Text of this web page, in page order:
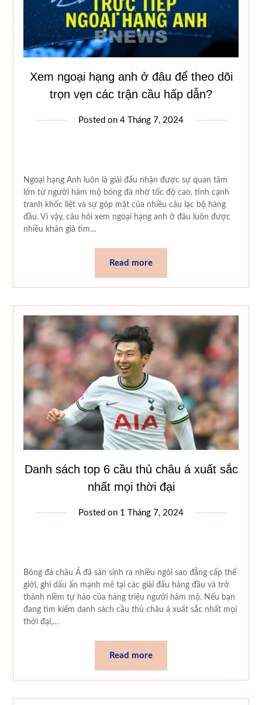
Xem ngoại hạng anh ở đâu để theo dõi
trọn vẹn các trận cầu hấp dẫn?
Posted on 4 Tháng 7, 2024
Ngoại hạng Anh luôn là giải đấu nhận được sự quan tâm
lớn từ người hâm mộ bóng đá nhờ tốc độ cao, tính cạnh
tranh khốc liệt và sự góp mặt của nhiều câu lạc bộ hàng
đầu. Vì vậy, câu hỏi xem ngoại hạng anh ở đâu luôn được
nhiều khán giả tìm…
Read more
Danh sách top 6 cầu thủ châu á xuất sắc
nhất mọi thời đại
Posted on 1 Tháng 7, 2024
Bóng đá châu Á đã sản sinh ra nhiều ngôi sao đẳng cấp thế
giới, ghi dấu ấn mạnh mẽ tại các giải đấu hàng đầu và trở
thành niềm tự hào của hàng triệu người hâm mộ. Nếu bạn
đang tìm kiếm danh sách cầu thủ châu á xuất sắc nhất mọi
thời đại,…
Read more